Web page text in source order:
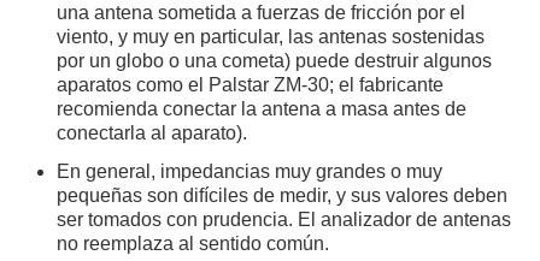
una antena sometida a fuerzas de fricción por el
viento, y muy en particular, las antenas sostenidas
por un globo o una cometa) puede destruir algunos
aparatos como el Palstar ZM-30; el fabricante
recomienda conectar la antena a masa antes de
conectarla al aparato).
En general, impedancias muy grandes o muy
pequeñas son difíciles de medir, y sus valores deben
ser tomados con prudencia. El analizador de antenas
no reemplaza al sentido común.